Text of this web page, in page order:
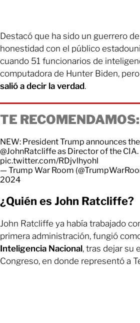
Destacó que ha sido un guerrero
honestidad con el público
cuando 51 funcionarios de
computadora de Hunter Biden,
salió a decir la verdad.
TE RECOMENDAMOS:
NEW: President Trump announces
@JohnRatcliffeas Director of the CIA.
pic.twitter.com/RDjvlhyohl
— Trump War Room
2024
¿Quién es John Ratcliffe?
John Ratcliffe ya había trabajado
primera administración, fungió
Inteligencia Nacional, tras dejar su
Congreso, en donde representó a